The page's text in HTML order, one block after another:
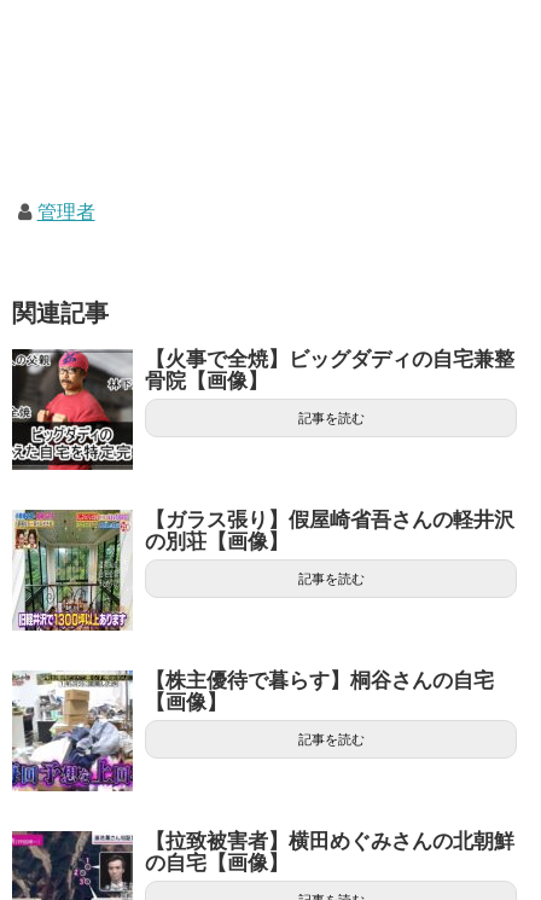
管理者
関連記事
【火事で全焼】ビッグダディの自宅兼整
骨院【画像】
記事を読む
【ガラス張り】假屋崎省吾さんの軽井沢
の別荘【画像】
記事を読む
【株主優待で暮らす】桐谷さんの自宅
【画像】
記事を読む
【拉致被害者】横田めぐみさんの北朝鮮
の自宅【画像】